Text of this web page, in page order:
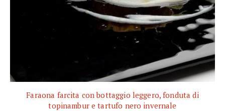
Faraona farcita con bottaggio leggero, fonduta di
topinambur e tartufo nero invernale